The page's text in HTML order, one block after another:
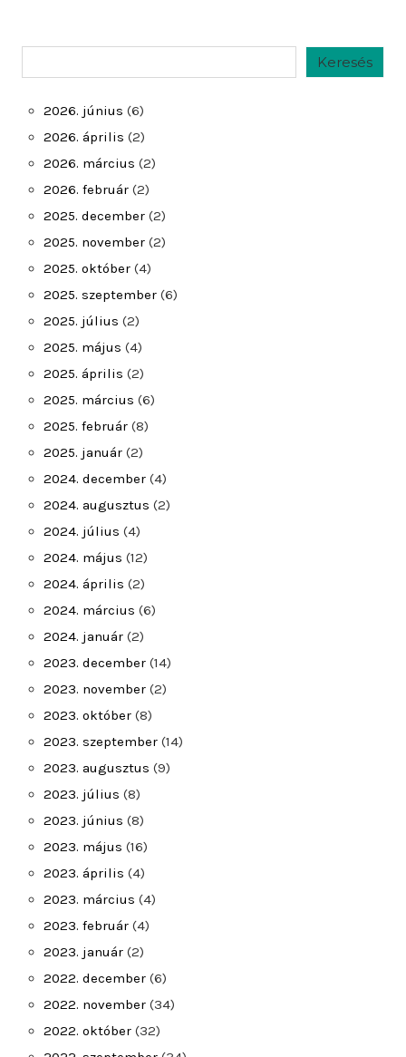
Keresés
2026. június (6)
2026. április (2)
2026. március (2)
2026. február (2)
2025. december (2)
2025. november (2)
2025. október (4)
2025. szeptember (6)
2025. július (2)
2025. május (4)
2025. április (2)
2025. március (6)
2025. február (8)
2025. január (2)
2024. december (4)
2024. augusztus (2)
2024. július (4)
2024. május (12)
2024. április (2)
2024. március (6)
2024. január (2)
2023. december (14)
2023. november (2)
2023. október (8)
2023. szeptember (14)
2023. augusztus (9)
2023. július (8)
2023. június (8)
2023. május (16)
2023. április (4)
2023. március (4)
2023. február (4)
2023. január (2)
2022. december (6)
2022. november (34)
2022. október (32)